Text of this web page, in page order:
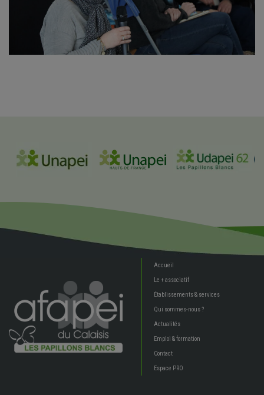
Accueil
Le + associatif
Établissements & services
Qui sommes-nous ?
Actualités
Emploi & formation
Contact
Espace PRO